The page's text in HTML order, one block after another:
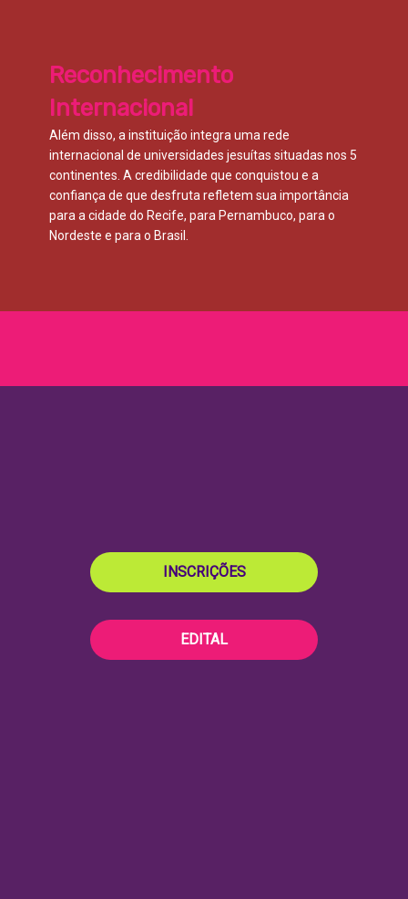
Reconhecimento
Internacional
Além disso, a instituição integra uma rede
internacional de universidades jesuítas situadas nos 5
continentes. A credibilidade que conquistou e a
confiança de que desfruta refletem sua importância
para a cidade do Recife, para Pernambuco, para o
Nordeste e para o Brasil.
INSCRIÇÕES
EDITAL